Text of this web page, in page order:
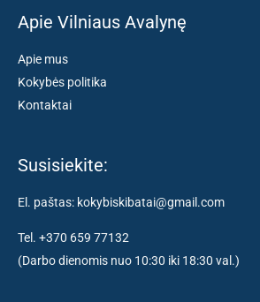
Apie Vilniaus Avalynę
Apie mus
Kokybės politika
Kontaktai
Susisiekite:
El. paštas: kokybiskibatai@gmail.com
Tel. +370 659 77132
(Darbo dienomis nuo 10:30 iki 18:30 val.)